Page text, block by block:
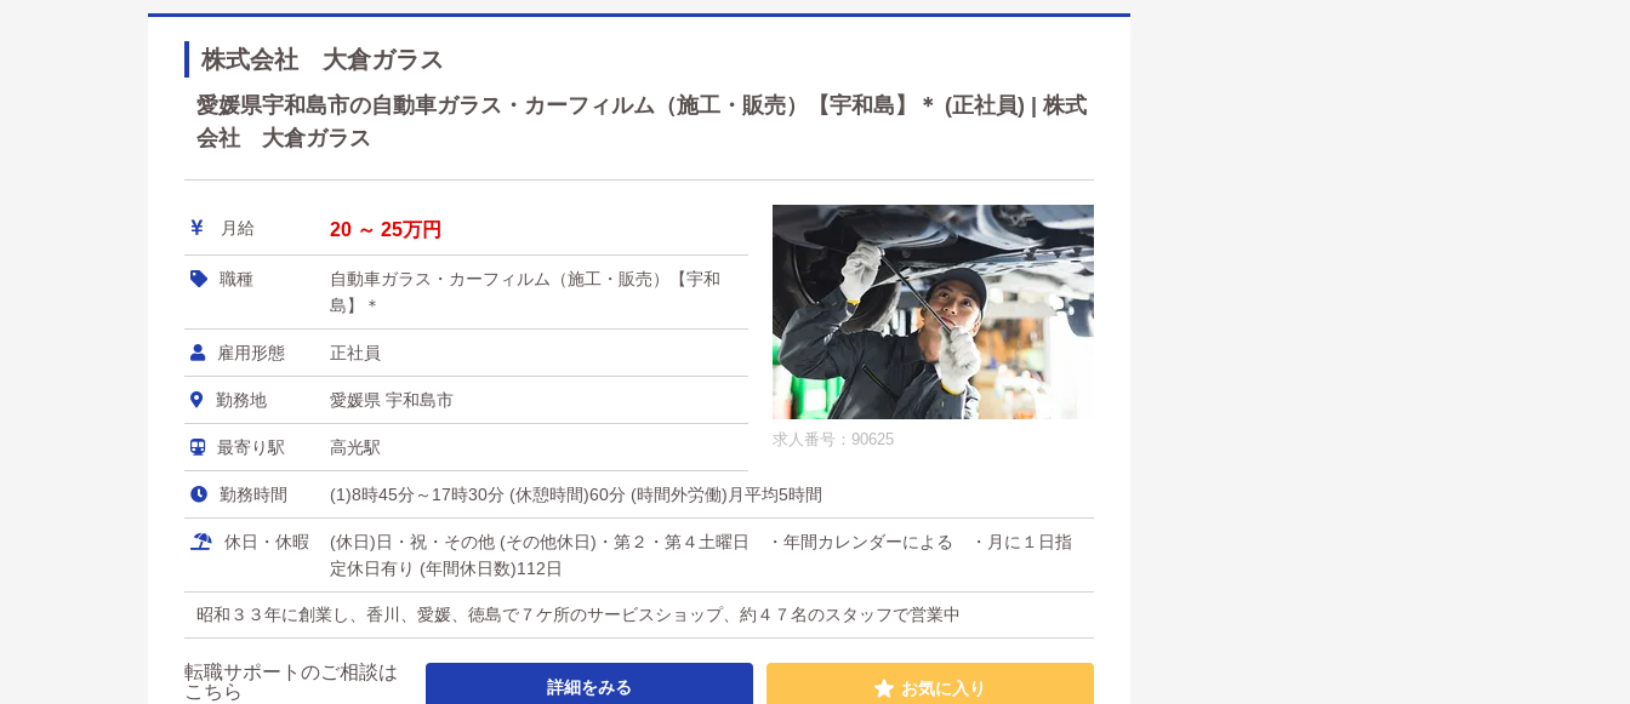
株式会社 大倉ガラス
愛媛県宇和島市の自動車ガラス・カーフィルム（施工・販売）【宇和島】＊ (正社員) | 株式
会社 大倉ガラス
求人番号：90625
月給 20 ～ 25万円
職種
自動車ガラス・カーフィルム（施工・販売）【宇和
島】＊
雇用形態 正社員
勤務地 愛媛県 宇和島市
最寄り駅 高光駅
勤務時間 (1)8時45分～17時30分 (休憩時間)60分 (時間外労働)月平均5時間
休日・休暇
(休日)日・祝・その他 (その他休日)・第２・第４土曜日 ・年間カレンダーによる ・月に１日指
定休日有り (年間休日数)112日
昭和３３年に創業し、香川、愛媛、徳島で７ケ所のサービスショップ、約４７名のスタッフで営業中
転職サポートのご相談は
こちら
詳細をみる お気に入り